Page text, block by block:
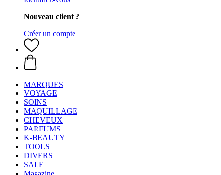
Nouveau client ?
Créer un compte
MARQUES
VOYAGE
SOINS
MAQUILLAGE
CHEVEUX
PARFUMS
K-BEAUTY
TOOLS
DIVERS
SALE
Magazine